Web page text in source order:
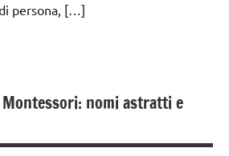
persona, […]
nomi astratti e